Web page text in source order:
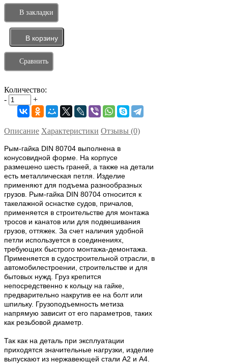
В закладки
Сравнить
Количество:
-
+
Описание Характеристики Отзывы (0)
Рым-гайка DIN 80704 выполнена в
конусовидной форме. На корпусе
размешено шесть граней, а также на детали
есть металлическая петля. Изделие
применяют для подъема разнообразных
грузов. Рым-гайка DIN 80704 относится к
такелажной оснастке судов, причалов,
применяется в строительстве для монтажа
тросов и канатов или для подвешивания
грузов, оттяжек. За счет наличия удобной
петли используется в соединениях,
требующих быстрого монтажа-демонтажа.
Применяется в судостроительной отрасли, в
автомобилестроении, строительстве и для
бытовых нужд. Груз крепится
непосредственно к кольцу на гайке,
предварительно накрутив ее на болт или
шпильку. Грузоподъемность метиза
напрямую зависит от его параметров, таких
как резьбовой диаметр.
Так как на деталь при эксплуатации
приходятся значительные нагрузки, изделие
выпускают из нержавеющей стали А2 и А4.